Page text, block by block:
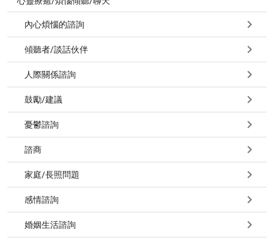
內心煩惱的諮詢
傾聽者/談話伙伴
人際關係諮詢
鼓勵/建議
憂鬱諮詢
諮商
家庭/長照問題
感情諮詢
婚姻生活諮詢